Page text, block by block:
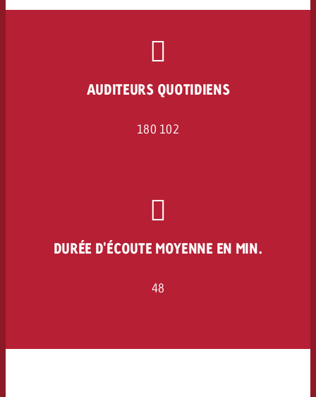
AUDITEURS QUOTIDIENS
180 102
DURÉE D'ÉCOUTE MOYENNE EN MIN.
48